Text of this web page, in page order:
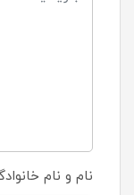
نام و نام